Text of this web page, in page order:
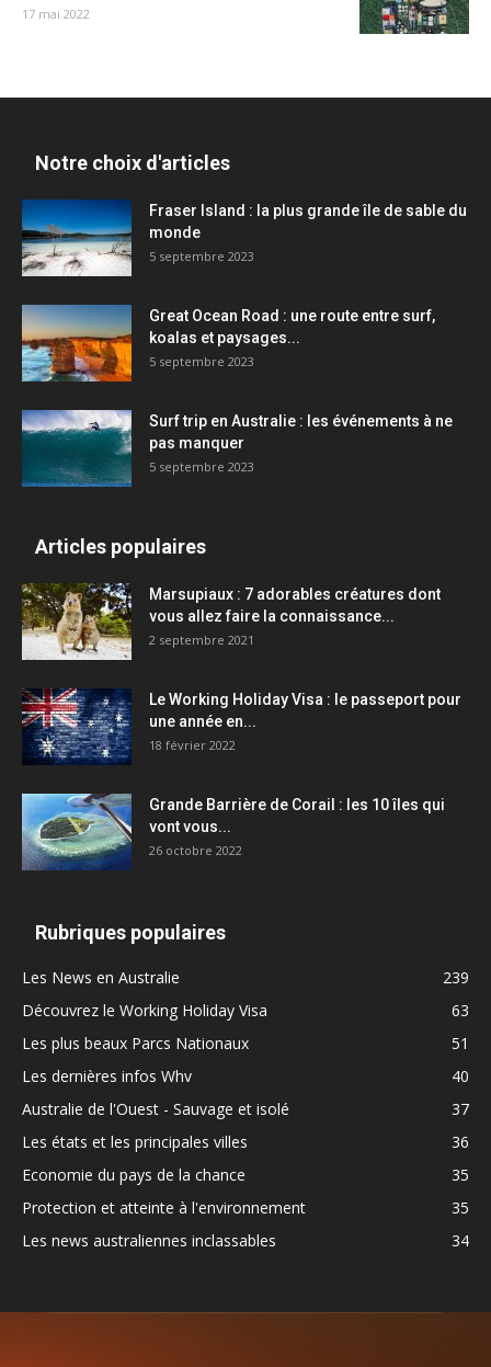
17 mai 2022
Notre choix d'articles
Fraser Island : la plus grande île de sable du
monde
5 septembre 2023
Great Ocean Road : une route entre surf,
koalas et paysages...
5 septembre 2023
Surf trip en Australie : les événements à ne
pas manquer
5 septembre 2023
Articles populaires
Marsupiaux : 7 adorables créatures dont
vous allez faire la connaissance...
2 septembre 2021
Le Working Holiday Visa : le passeport pour
une année en...
18 février 2022
Grande Barrière de Corail : les 10 îles qui
vont vous...
26 octobre 2022
Rubriques populaires
Les News en Australie
239
Découvrez le Working Holiday Visa
63
Les plus beaux Parcs Nationaux
51
Les dernières infos Whv
40
Australie de l'Ouest - Sauvage et isolé
37
Les états et les principales villes
36
Economie du pays de la chance
35
Protection et atteinte à l'environnement
35
Les news australiennes inclassables
34